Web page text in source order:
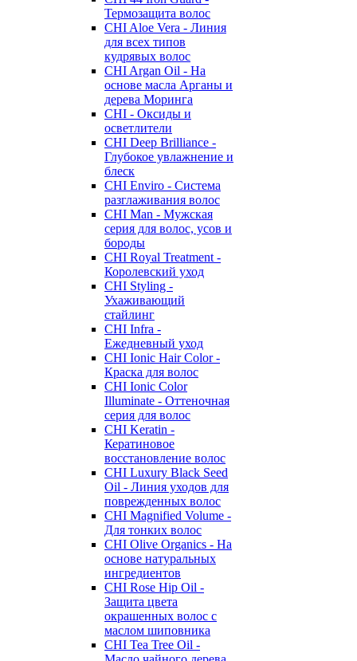
Термозащита волос
CHI Aloe Vera - Линия
для всех типов
кудрявых волос
CHI Argan Oil - На
основе масла Арганы и
дерева Моринга
CHI - Оксиды и
осветлители
CHI Deep Brilliance -
Глубокое увлажнение и
блеск
CHI Enviro - Система
разглаживания волос
CHI Man - Мужская
серия для волос, усов и
бороды
CHI Royal Treatment -
Королевский уход
CHI Styling -
Ухаживающий
стайлинг
CHI Infra -
Ежедневный уход
CHI Ionic Hair Color -
Краска для волос
CHI Ionic Color
Illuminate - Оттеночная
серия для волос
CHI Keratin -
Кератиновое
восстановление волос
CHI Luxury Black Seed
Oil - Линия уходов для
поврежденных волос
CHI Magnified Volume -
Для тонких волос
CHI Olive Organics - На
основе натуральных
ингредиентов
CHI Rose Hip Oil -
Защита цвета
окрашенных волос с
маслом шиповника
CHI Tea Tree Oil -